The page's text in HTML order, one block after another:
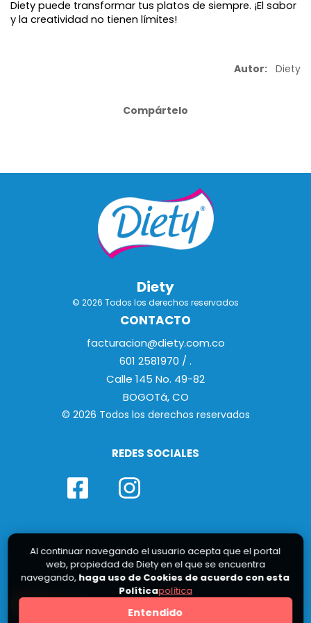
Diety puede transformar tus platos de siempre. ¡El sabor
y la creatividad no tienen límites!
Autor: Diety
Compártelo
Diety
© 2026 Todos los derechos reservados
CONTACTO
facturacion@diety.com.co
601 2581970 / .
Calle 145 No. 49-82
BOGOTá, CO
© 2026 Todos los derechos reservados
REDES SOCIALES
Al continuar navegando el usuario acepta que el portal
web, propiedad de Diety en el que se encuentra
navegando, haga uso de Cookies de acuerdo con esta
Políticapolítica
Entendido